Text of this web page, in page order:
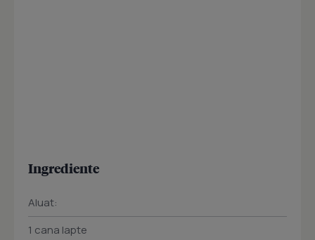
Ingrediente
Aluat:
1 cana lapte